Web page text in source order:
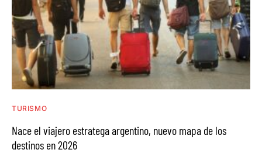
TURISMO
Nace el viajero estratega argentino, nuevo mapa de los
destinos en 2026